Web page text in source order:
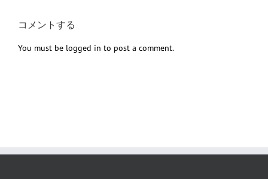
コメントする
You must be logged in to post a comment.